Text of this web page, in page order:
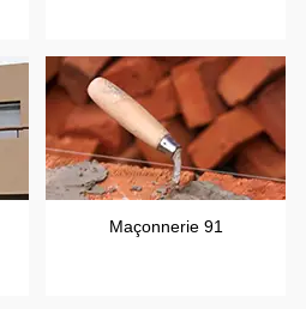
Maçonnerie 91